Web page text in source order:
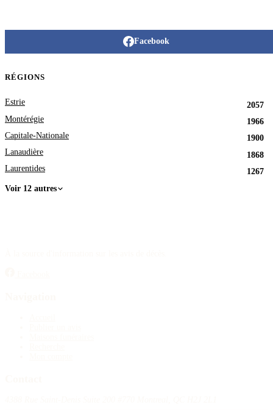
Facebook
RÉGIONS
Estrie
2057
Montérégie
1966
Capitale-Nationale
1900
Lanaudière
1868
Laurentides
1267
Voir 12 autres